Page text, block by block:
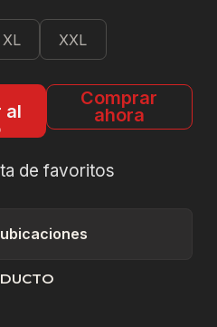
XL XXL
al
Comprar
ahora
de favoritos